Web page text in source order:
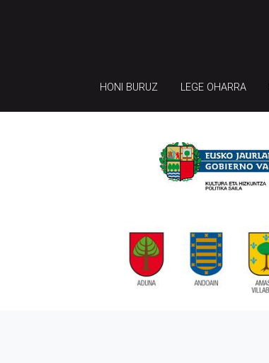
HONI BURUZ LEGE OHARRA